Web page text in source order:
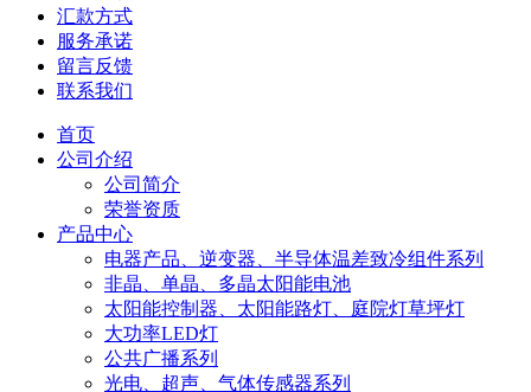
汇款方式
服务承诺
留言反馈
联系我们
首页
公司介绍
公司简介
荣誉资质
产品中心
电器产品、逆变器、半导体温差致冷组件系列
非晶、单晶、多晶太阳能电池
太阳能控制器、太阳能路灯、庭院灯草坪灯
大功率LED灯
公共广播系列
光电、超声、气体传感器系列